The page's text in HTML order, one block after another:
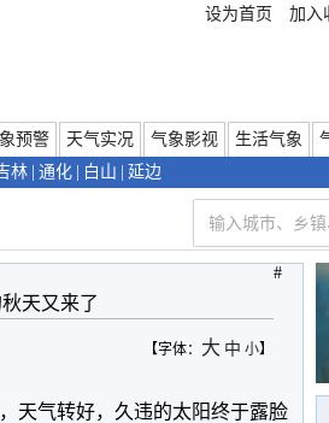
设为首页 加入
预警 天气实况 气象影视 生活气象
林 通化 白山 延边
天又来了
【字体： 大 中 小】
天气转好，久违的太阳终于露脸
#